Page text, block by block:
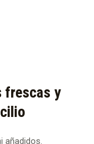
frescas y
añadidos.